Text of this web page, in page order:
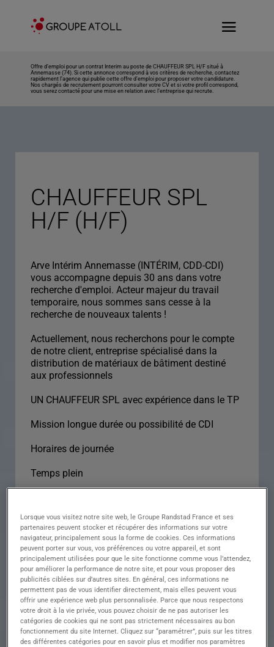
Offre d’emploi pour un contrat Interim au poste de CHAUFFEUR SPL H/F situé à
Annemasse (74). Si cette annonce correspond à vos critères de recherche, contactez
rapidement l’agence qui publie cette offre d’emploi pour proposer votre candidature.
Nos chargés de recrutement pourront consulter votre CV et si votre profil correspond,
vous serez contacté pour une mise en relation avec l’entreprise qui recrute.
CHAUFFEUR SPL
H/F (H/F)
Arve Intérim Annemasse (INTÉRIM, CDD-CDI)
vous accompagne depuis 30 ans dans votre
recherche d'emploi. Acteur majeur du travail
temporaire, nous sommes sans cesse à la
recherche de nouveaux talents !
Actuellement, nous recherchons pour le compte
de notre client, entreprise spécialisé dans la
distribution de matériaux de bâtiment destiné
aux professionnels
UN CHAUFFEUR SPL avec expérience dans le TP
Mission longue durée ou possibilité de CDI
Horaires de journée
Temps plein
Descriptif du poste :
CHAUFFEUR SPL
H/F
Descriptif du poste : Vous serez en charge de :
- Transporter les matériaux dans le respect des
consignes de sécurité
Lorsque vous visitez notre site web, le Groupe Randstad France et ses
partenaires peuvent stocker et récupérer des informations sur votre
navigateur, principalement sous la forme de cookies. Ces informations
peuvent porter sur vous, vos préférences ou votre appareil, et sont
principalement utilisées pour que le site fonctionne comme vous l’attendez,
pour améliorer la performance de notre site, et pour vous proposer des
publicités ciblées sur d’autres sites. En général, ces informations ne
permettent pas de vous identifier directement, mais elles peuvent vous
offrir une expérience web plus personnalisée. Parce que nous respectons
votre droit à la vie privée, vous pouvez choisir de ne pas autoriser les
catégories de cookies qui ne sont pas strictement nécessaires au bon
fonctionnement du site Internet. Cliquez sur “paramétrer”, puis sur les titres
des différentes catégories pour en savoir plus et modifier nos paramètres